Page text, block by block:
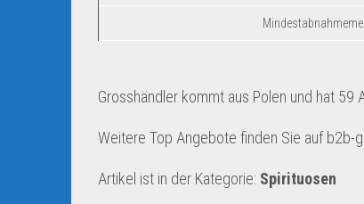
Grosshändler kommt aus Polen und hat
Weitere Top Angebote finden Sie auf b2b-
Artikel ist in der Kategorie: Spirituosen